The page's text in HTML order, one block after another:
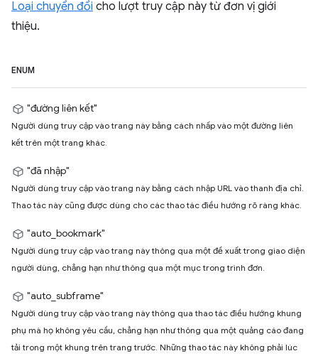
Loại chuyển đổi cho lượt truy cập này từ đơn vị giới
thiệu.
ENUM
"đường liên kết"
Người dùng truy cập vào trang này bằng cách nhấp vào một đường liên
kết trên một trang khác.
"đã nhập"
Người dùng truy cập vào trang này bằng cách nhập URL vào thanh địa chỉ.
Thao tác này cũng được dùng cho các thao tác điều hướng rõ ràng khác.
"auto_bookmark"
Người dùng truy cập vào trang này thông qua một đề xuất trong giao diện
người dùng, chẳng hạn như thông qua một mục trong trình đơn.
"auto_subframe"
Người dùng truy cập vào trang này thông qua thao tác điều hướng khung
phụ mà họ không yêu cầu, chẳng hạn như thông qua một quảng cáo đang
tải trong một khung trên trang trước. Những thao tác này không phải lúc